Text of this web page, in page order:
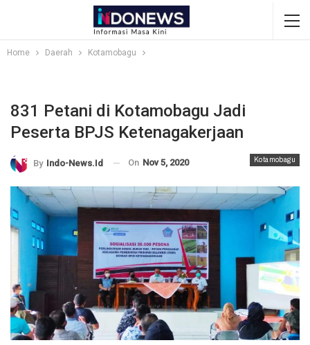
Home Daerah Kotamobagu
831 Petani di Kotamobagu Jadi
Peserta BPJS Ketenagakerjaan
Kotamobagu
By Indo-News.id On Nov 5, 2020